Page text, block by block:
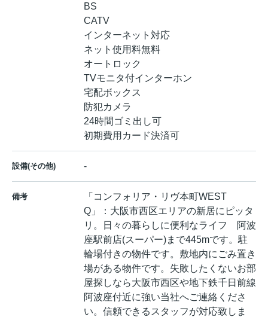
BS
CATV
インターネット対応
ネット使用料無料
オートロック
TVモニタ付インターホン
宅配ボックス
防犯カメラ
24時間ゴミ出し可
初期費用カード決済可
設備(その他) -
備考
「コンフォリア・リヴ本町WEST
Q」：大阪市西区エリアの新居にピッタ
リ。日々の暮らしに便利なライフ 阿波
座駅前店(スーパー)まで445mです。駐
輪場付きの物件です。敷地内にごみ置き
場がある物件です。失敗したくないお部
屋探しなら大阪市西区や地下鉄千日前線
阿波座付近に強い当社へご連絡くださ
い。信頼できるスタッフが対応致しま